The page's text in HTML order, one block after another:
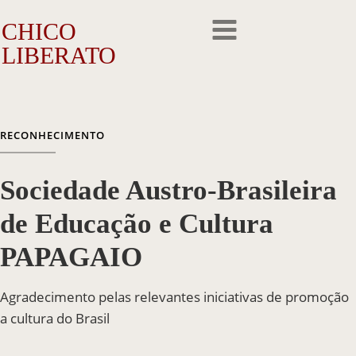
CHICO
LIBERATO
A Obra
Outros Feitos
Reconhecimento
Repercussão
RECONHECIMENTO
Sociedade Austro-Brasileira
de Educação e Cultura
PAPAGAIO
Agradecimento pelas relevantes iniciativas de promoção
a cultura do Brasil